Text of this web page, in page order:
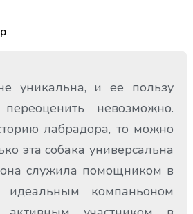
уникальна, и ее пользу
невозможно.
лабрадора, то можно
эта собака универсальна
служила помощником в
компаньоном